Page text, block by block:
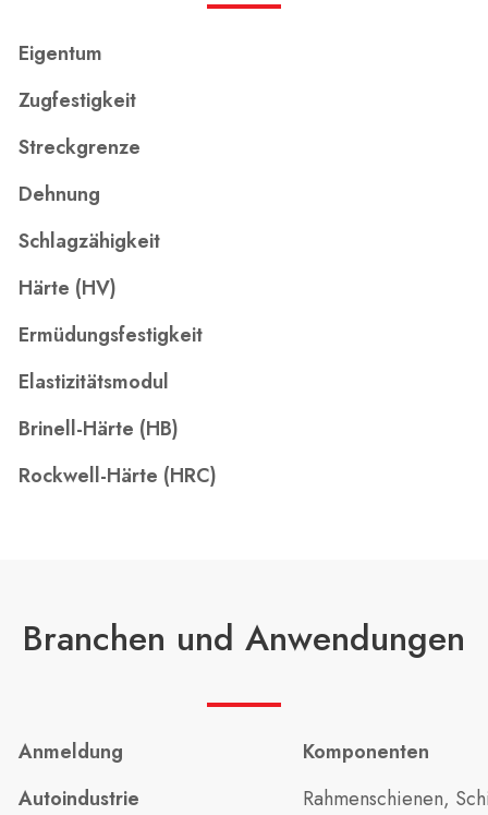
Eigentum
Zugfestigkeit
Streckgrenze
Dehnung
Schlagzähigkeit
Härte (HV)
Ermüdungsfestigkeit
Elastizitätsmodul
Brinell-Härte (HB)
Rockwell-Härte (HRC)
Branchen und Anwendungen
Anmeldung
Komponenten
Autoindustrie
Rahmenschienen,